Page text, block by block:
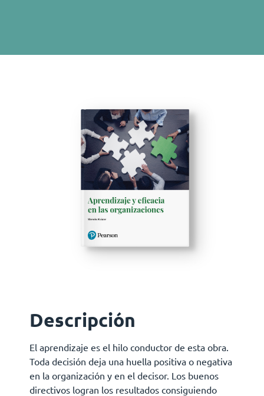
Descripción
El aprendizaje es el hilo conductor de esta obra.
Toda decisión deja una huella positiva o negativa
en la organización y en el decisor. Los buenos
directivos logran los resultados consiguiendo